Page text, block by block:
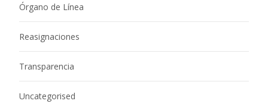
Órgano de Línea
Reasignaciones
Transparencia
Uncategorised